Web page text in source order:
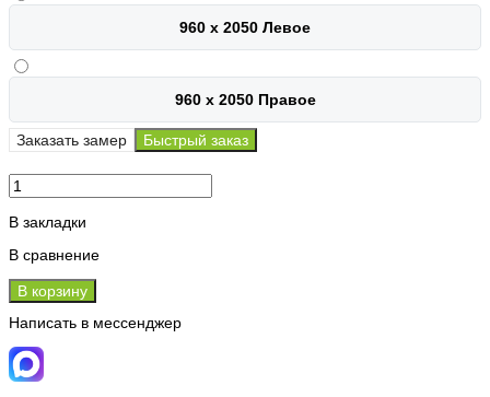
960 х 2050 Левое
960 х 2050 Правое
Заказать замер Быстрый заказ
В закладки
В сравнение
В корзину
Написать в мессенджер